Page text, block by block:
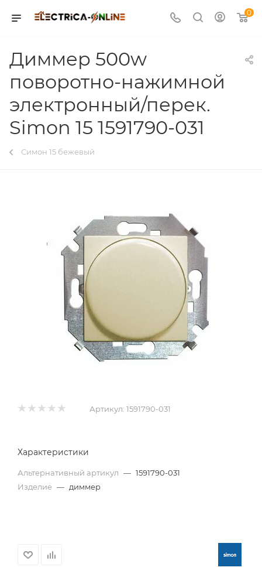
0
Диммер 500w
поворотно-нажимной
электронный/перек.
Simon 15 1591790-031
Симон 15 бежевый
Артикул: 1591790-031
Характеристики
Альтернативный артикул — 1591790-031
Изделие — диммер